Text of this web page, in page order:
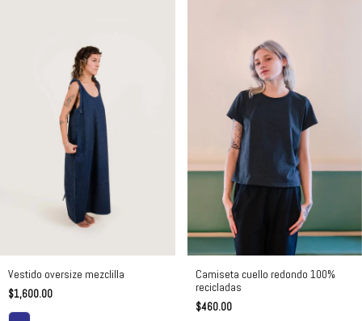
Vestido oversize mezclilla
$1,600.00
Camiseta cuello redondo 100%
recicladas
$460.00